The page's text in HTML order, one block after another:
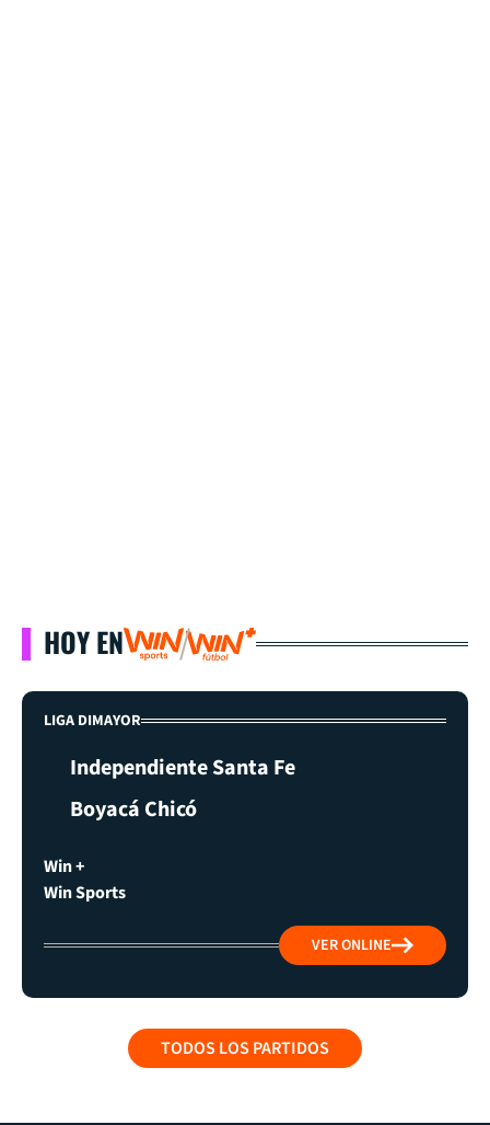
HOY EN
LIGA DIMAYOR
Independiente Santa Fe
Boyacá Chicó
Win +
Win Sports
VER ONLINE
TODOS LOS PARTIDOS